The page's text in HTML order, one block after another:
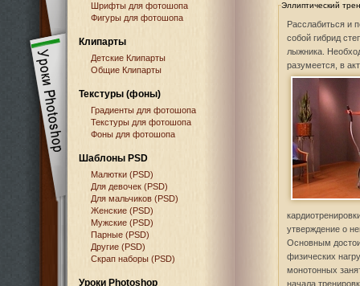
Шрифты для фотошопа
Фигуры для фотошопа
Клипарты
Детские Клипарты
Общие Клипарты
Текстуры (фоны)
Градиенты для фотошопа
Текстуры для фотошопа
Фоны для фотошопа
Шаблоны PSD
Малютки (PSD)
Для девочек (PSD)
Для мальчиков (PSD)
Женские (PSD)
Мужские (PSD)
Парные (PSD)
Другие (PSD)
Скрап наборы (PSD)
Уроки Photoshop
Эллиптический
Расслабиться и
собой гибрид
лыжника.
разумеется, в
утверждение о
Основным
физических
монотонных
начала